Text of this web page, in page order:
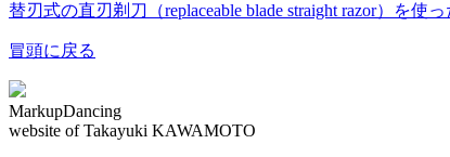
替刃式の直刃剃刀（replaceable blade straight razor）を使
冒頭に戻る
MarkupDancing
website of Takayuki KAWAMOTO